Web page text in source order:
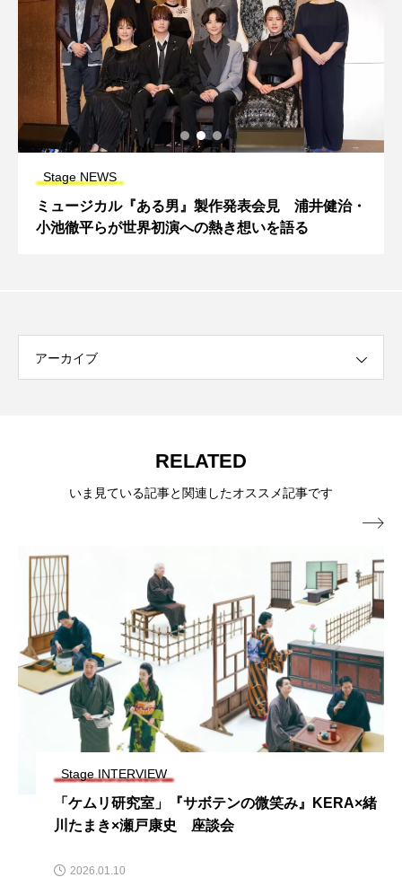
Stage NEWS
ミュージカル『ある男』製作発表会見 浦井健治・
小池徹平らが世界初演への熱き想いを語る
アーカイブ
RELATED
いま見ている記事と関連したオススメ記事です
Stage INTERVIEW
「ケムリ研究室」『サボテンの微笑み』KERA×緒
川たまき×瀬戸康史 座談会
2026.01.10
